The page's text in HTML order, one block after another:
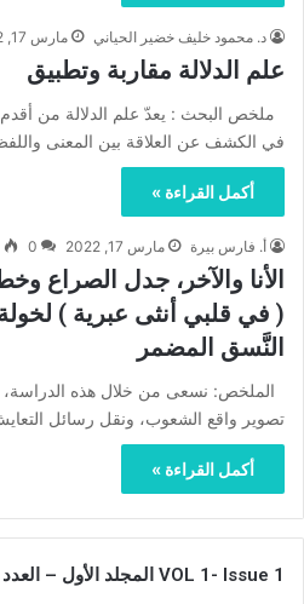
د. محمود خليف خضير الحياني مارس 17, 2022
علم الدلالة مقاربة وتطبيق
ملخص البحث : يعدّ علم الدلالة من أقدم
في الكشف عن العلاقة بين المعنى
أكمل القراءة »
أ. فارس بيرة مارس 17, 2022 0
الأنا والآخر، جدل الصراع
( في قلبي أنثى عبرية )
النَّسق المضمر
الملخص: نسعى من خلال هذه الدراسة،
تصوير واقع الشعوب، ونقل رسائل
أكمل القراءة »
VOL 1- Issue 1 المجلد الأول – العدد الأول